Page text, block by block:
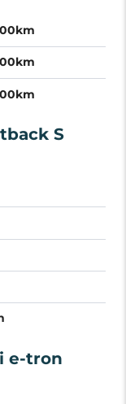
S
e-tron